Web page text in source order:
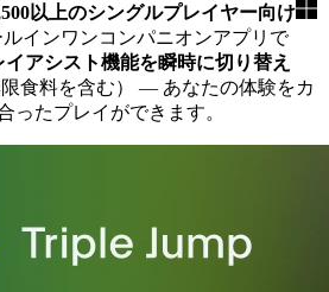
以上のシングルプレイヤー向け
インワンコンパニオンアプリで
アシスト機能を瞬時に切り替え
食料を含む） — あなたの体験をカ
ったプレイができます。